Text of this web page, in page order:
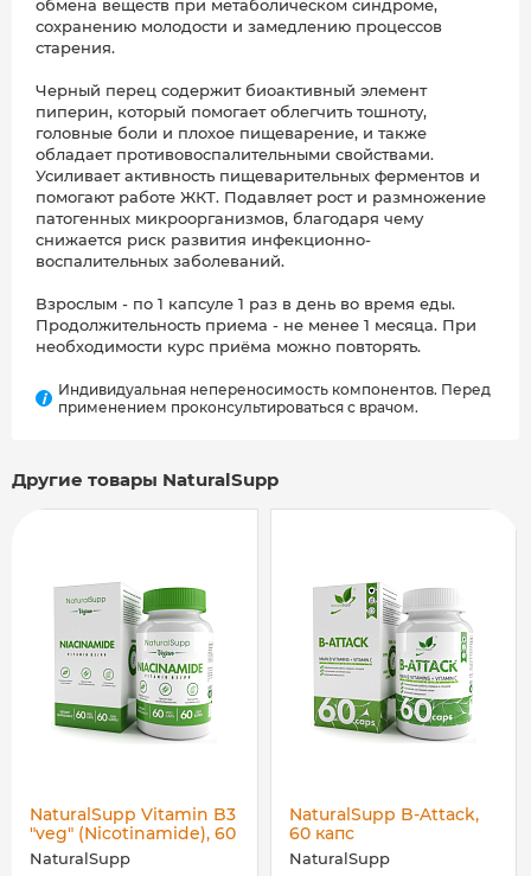
обмена веществ при метаболическом синдроме,
сохранению молодости и замедлению процессов
старения.
Черный перец содержит биоактивный элемент
пиперин, который помогает облегчить тошноту,
головные боли и плохое пищеварение, и также
обладает противовоспалительными свойствами.
Усиливает активность пищеварительных ферментов и
помогают работе ЖКТ. Подавляет рост и размножение
патогенных микроорганизмов, благодаря чему
снижается риск развития инфекционно-
воспалительных заболеваний.
Взрослым - по 1 капсуле 1 раз в день во время еды.
Продолжительность приема - не менее 1 месяца. При
необходимости курс приёма можно повторять.
i
Индивидуальная непереносимость компонентов. Перед
применением проконсультироваться с врачом.
Другие товары NaturalSupp
NaturalSupp Vitamin B3
"veg" (Nicotinamide), 60
капс
NaturalSupp
NaturalSupp B-Attack,
60 капс
NaturalSupp